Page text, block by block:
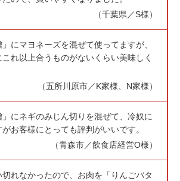
（千葉県／S様）
」にマヨネーズを混ぜて使ってますが、
れ以上合うものがないくらい美味しく
（五所川原市／K家様、N家様）
」にネギのみじん切りを混ぜて、冷奴に
お客様にとっても評判がいいです。
（青森市／飲食店経営O様）
れなかったので、お肉を「りんごバタ